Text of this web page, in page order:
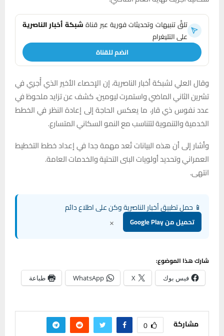
تلقَّ تنبيهات وتحديثات فورية عبر قناةشبكة أخبار الناصرية
على التليغرام
انضم للقناة
وقال العلي لشبكة أخبار الناصرية، إن الإحصاء الأخير الذي أُجري في
تشرين الثاني الماضي واستمرت ليومين، كشف عن تزايد ملحوظ في
عدد نفوس ذي قار، ما يعكس الحاجة إلى إعادة النظر في الخطط
الخدمية والتنموية لتتناسب مع النمو السكاني المتسارع.
وأشار إلى أن هذه البيانات تُعد مهمة جدا في إعداد خطط التخطيط
العمراني وتحديد أولويات البنى التحتية والخدمات العامة.
انتهى.
📱 حمل تطبيق أخبار الناصرية وكن على اطلاع دائم
تحميل من Google Play ×
شارك هذا الموضوع:
فيس بوك X
WhatsApp طباعة
مشاركة 0